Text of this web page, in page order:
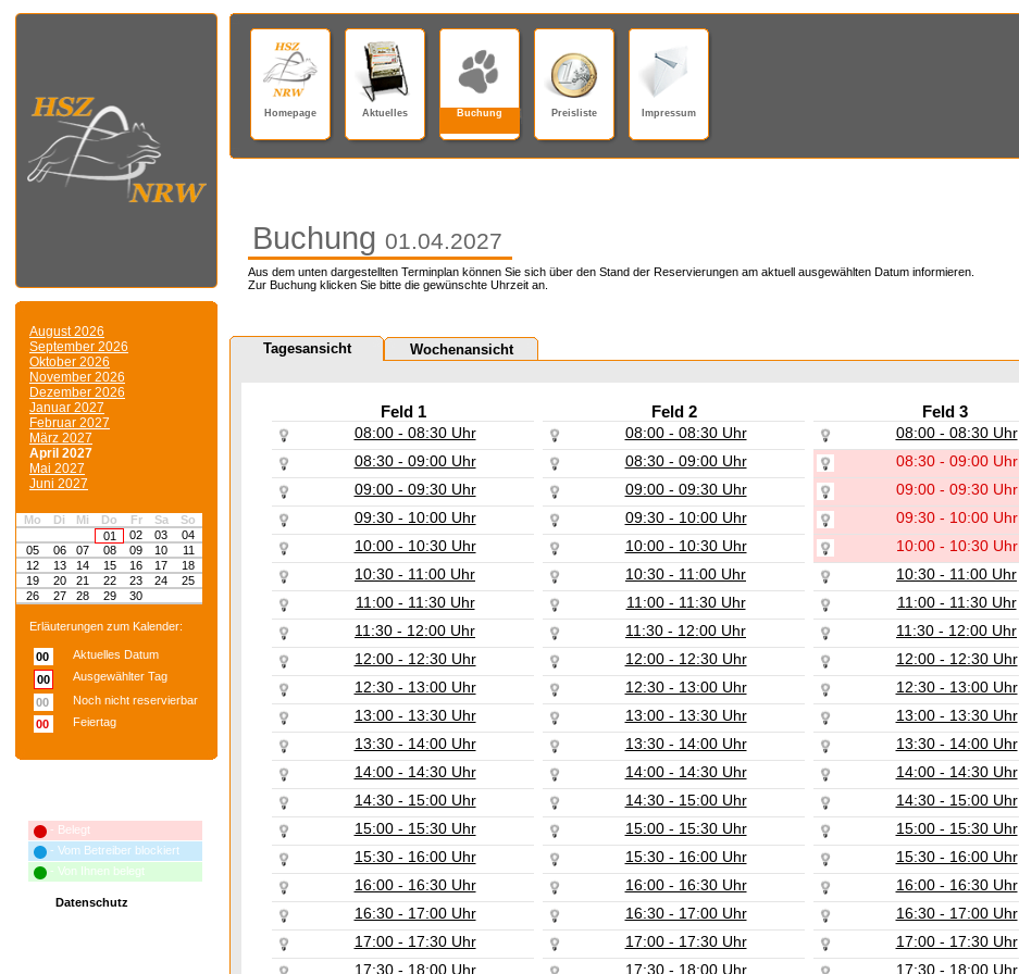
August 2026
September 2026
Oktober 2026
November 2026
Dezember 2026
Januar 2027
Februar 2027
März 2027
April 2027
Mai 2027
Juni 2027
Mo Di Mi Do Fr Sa
So
01
02 03
04
05
06 07 08 09 10
11
12
13 14 15 16 17
18
19
20 21 22 23 24
25
26
27 28 29 30
Erläuterungen zum Kalender:
00
Aktuelles Datum
00
Ausgewählter Tag
00
Noch nicht reservierbar
00
Feiertag
- Belegt
- Vom Betreiber blockiert
- Von Ihnen belegt
Datenschutz
Homepage Aktuelles Buchung Preisliste Impressum
Buchung 01.04.2027
Aus dem unten dargestellten Terminplan können Sie sich über den Stand der Reservierungen am aktuell ausgewählten Datum informieren.
Zur Buchung klicken Sie bitte die gewünschte Uhrzeit an.
Tagesansicht Wochenansicht
Feld 1
08:00 - 08:30 Uhr
08:30 - 09:00 Uhr
09:00 - 09:30 Uhr
09:30 - 10:00 Uhr
10:00 - 10:30 Uhr
10:30 - 11:00 Uhr
11:00 - 11:30 Uhr
11:30 - 12:00 Uhr
12:00 - 12:30 Uhr
12:30 - 13:00 Uhr
13:00 - 13:30 Uhr
13:30 - 14:00 Uhr
14:00 - 14:30 Uhr
14:30 - 15:00 Uhr
15:00 - 15:30 Uhr
15:30 - 16:00 Uhr
16:00 - 16:30 Uhr
16:30 - 17:00 Uhr
17:00 - 17:30 Uhr
17:30 - 18:00 Uhr
Feld 2
08:00 - 08:30 Uhr
08:30 - 09:00 Uhr
09:00 - 09:30 Uhr
09:30 - 10:00 Uhr
10:00 - 10:30 Uhr
10:30 - 11:00 Uhr
11:00 - 11:30 Uhr
11:30 - 12:00 Uhr
12:00 - 12:30 Uhr
12:30 - 13:00 Uhr
13:00 - 13:30 Uhr
13:30 - 14:00 Uhr
14:00 - 14:30 Uhr
14:30 - 15:00 Uhr
15:00 - 15:30 Uhr
15:30 - 16:00 Uhr
16:00 - 16:30 Uhr
16:30 - 17:00 Uhr
17:00 - 17:30 Uhr
17:30 - 18:00 Uhr
Feld 3
08:00 - 08:30 Uhr
08:30 - 09:00 Uhr
09:00 - 09:30 Uhr
09:30 - 10:00 Uhr
10:00 - 10:30 Uhr
10:30 - 11:00 Uhr
11:00 - 11:30 Uhr
11:30 - 12:00 Uhr
12:00 - 12:30 Uhr
12:30 - 13:00 Uhr
13:00 - 13:30 Uhr
13:30 - 14:00 Uhr
14:00 - 14:30 Uhr
14:30 - 15:00 Uhr
15:00 - 15:30 Uhr
15:30 - 16:00 Uhr
16:00 - 16:30 Uhr
16:30 - 17:00 Uhr
17:00 - 17:30 Uhr
17:30 - 18:00 Uhr